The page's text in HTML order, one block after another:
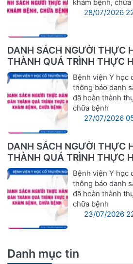
khám bệnh, chữa
28/07/2026
DANH SÁCH NGƯỜI THỰC
THÀNH QUÁ TRÌNH THỰC
BỆNH, CHỮA BỆNHBệnh viện Y học
thông báo danh
đã hoàn thành
chữa bệnh
27/07/2026
DANH SÁCH NGƯỜI THỰC
THÀNH QUÁ TRÌNH THỰC
BỆNH, CHỮA BỆNHBệnh viện Y học
thông báo danh
đã hoàn thành
chữa bệnh
23/07/2026
Danh mục tin